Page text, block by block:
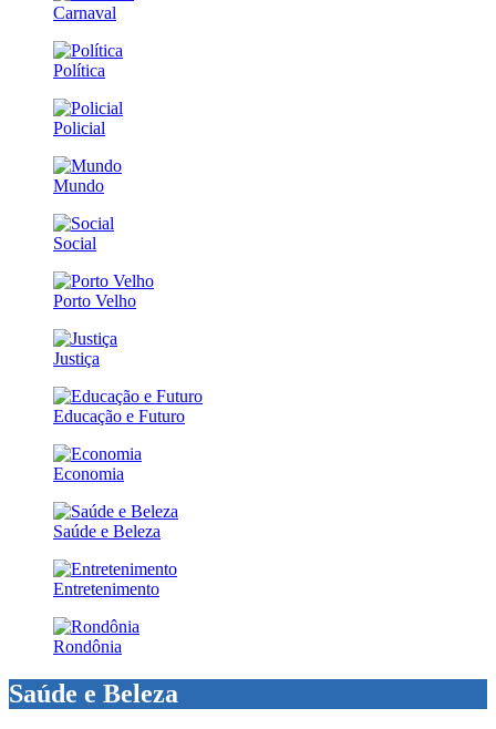
Carnaval
Política
Policial
Mundo
Social
Porto Velho
Justiça
Educação e Futuro
Economia
Saúde e Beleza
Entretenimento
Rondônia
Saúde e Beleza